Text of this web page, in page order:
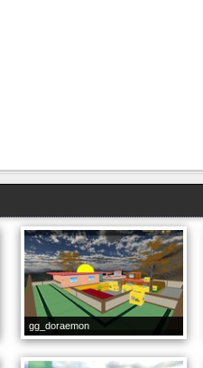
gg_doraemon